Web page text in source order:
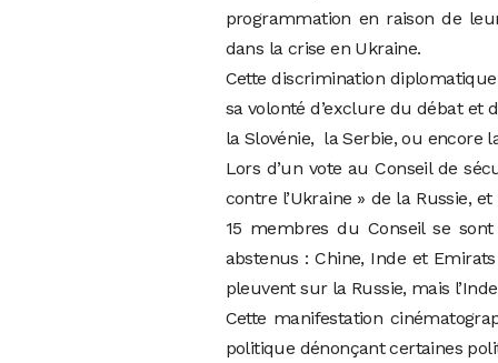
programmation en raison de
dans la crise en Ukraine.
Cette discrimination diplomatique
sa volonté d’exclure du débat et
la Slovénie, la Serbie, ou encore
Lors d’un vote au Conseil de
contre l’Ukraine » de la Russie,
15 membres du Conseil se
abstenus : Chine, Inde et
pleuvent sur la Russie, mais
Cette manifestation
politique dénonçant certaines